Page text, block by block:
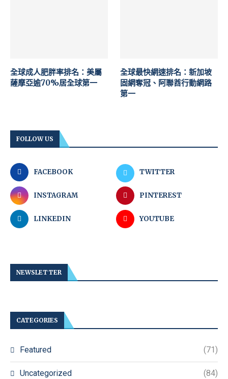
全球成人肥胖率排名：美屬
薩摩亞逾70%居全球第一
全球最快網速排名：新加坡
固網奪冠、阿聯酋行動網路
第一
FOLLOW US
FACEBOOK TWITTER
INSTAGRAM PINTEREST
LINKEDIN YOUTUBE
NEWSLETTER
CATEGORIES
Featured (71)
Uncategorized (84)